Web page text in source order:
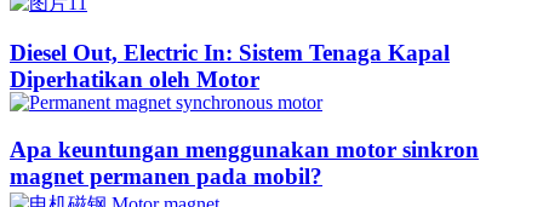
Diesel Out, Electric In: Sistem Tenaga Kapal
Diperhatikan oleh Motor
Apa keuntungan menggunakan motor sinkron
magnet permanen pada mobil?